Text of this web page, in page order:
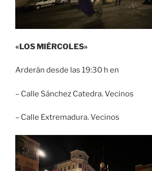
«LOS MIÉRCOLES»
Arderán desde las 19:30 h en
– Calle Sánchez Catedra. Vecinos
– Calle Extremadura. Vecinos